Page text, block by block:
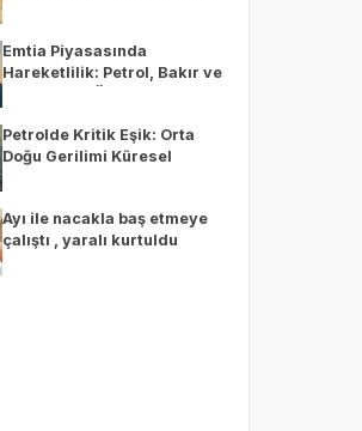
Bir Döneme mi Giriyor?
Emtia Piyasasında
Hareketlilik: Petrol, Bakır ve
Petrolde Kritik Eşik: Orta
Doğu Gerilimi Küresel
Piyasaları Alarm Durumuna
Ayı ile nacakla baş etmeye
çalıştı , yaralı kurtuldu